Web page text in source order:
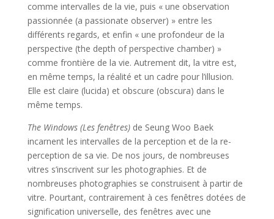
comme intervalles de la vie, puis « une observation
passionnée (a passionate observer) » entre les
différents regards, et enfin « une profondeur de la
perspective (the depth of perspective chamber) »
comme frontière de la vie. Autrement dit, la vitre est,
en même temps, la réalité et un cadre pour l’illusion.
Elle est claire (lucida) et obscure (obscura) dans le
même temps.
The Windows (Les fenêtres)de Seung Woo Baek
incarnent les intervalles de la perception et de la re-
perception de sa vie. De nos jours, de nombreuses
vitres s’inscrivent sur les photographies. Et de
nombreuses photographies se construisent à partir de
vitre. Pourtant, contrairement à ces fenêtres dotées de
signification universelle, des fenêtres avec une